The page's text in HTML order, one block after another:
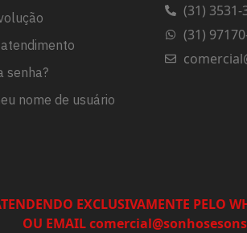
senha?
nome de usuário
(31) 3531-
(31)
EXCLUSIVAMENTE PELO
OU EMAIL